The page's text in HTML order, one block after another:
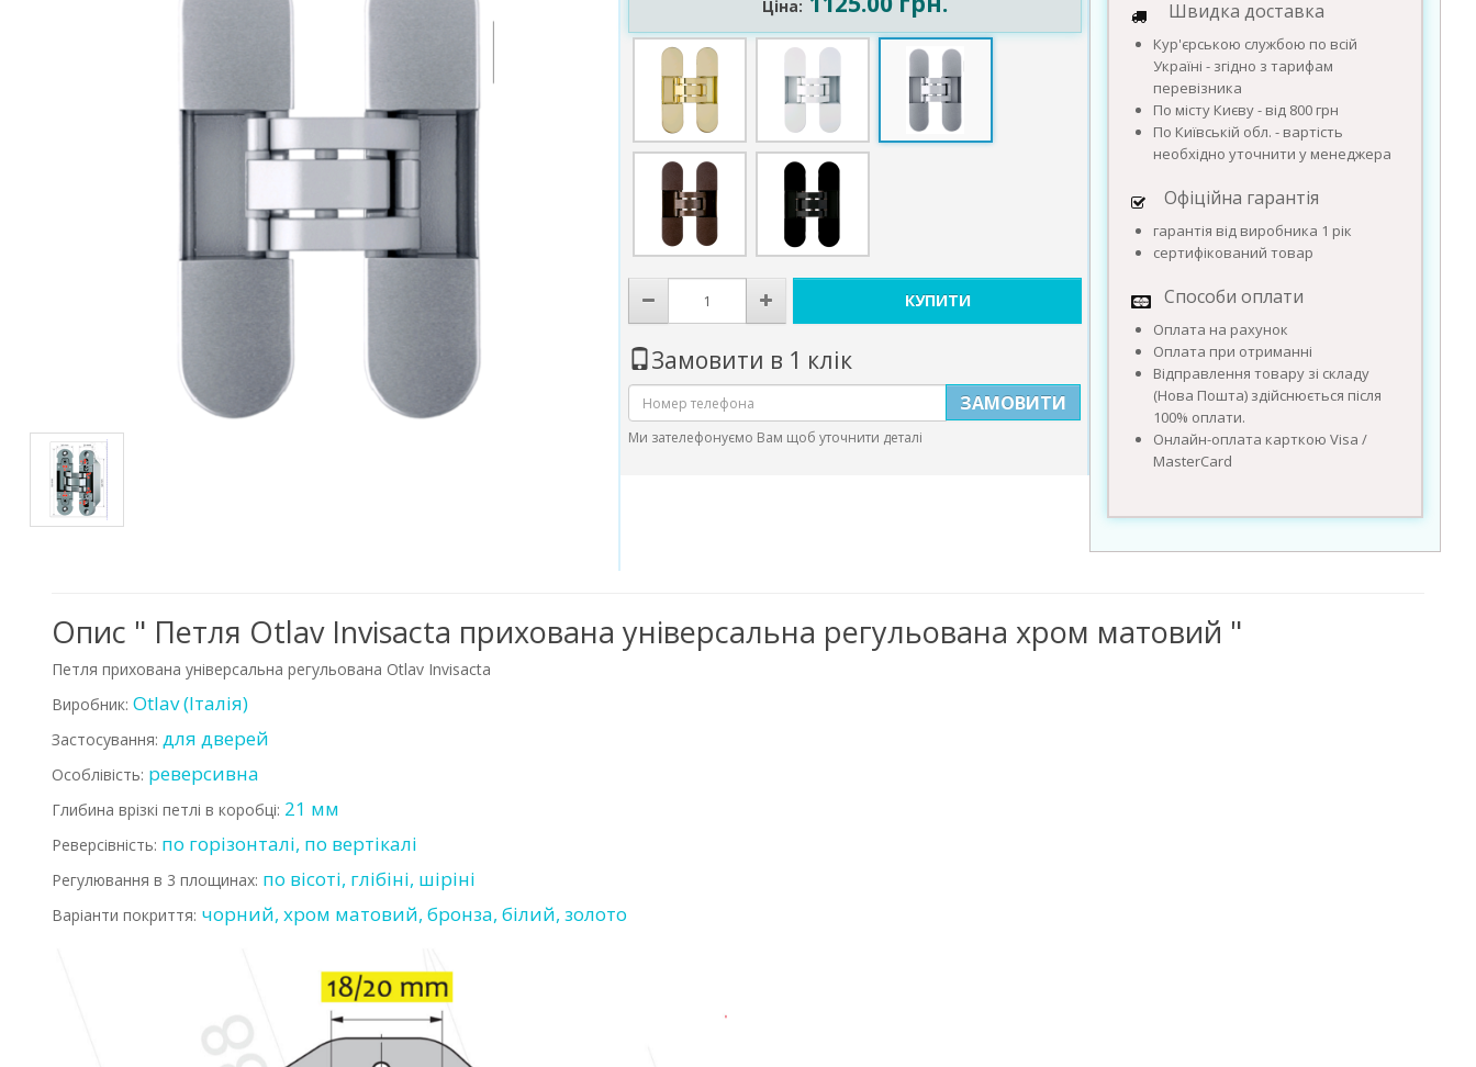
Ціна:
КУПИТИ
Замовити в 1 клік
ЗАМОВИТИ
Ми зателефонуємо Вам щоб уточнити деталі
Швидка доставка
Кур'єрською службою по всій
Україні - згідно з тарифам
перевізника
По місту Києву - від 800 грн
По Київській обл. - вартість
необхідно уточнити у менеджера
Офіційна гарантія
гарантія від виробника 1 рік
сертифікований товар
Способи оплати
Оплата на рахунок
Оплата при отриманні
Відправлення товару зі складу
(Нова Пошта) здійснюється після
100% оплати.
Онлайн-оплата карткою Visa /
MasterCard
Опис " Петля Otlav Invisacta прихована універсальна регульована хром матовий "
Петля прихована універсальна регульована Otlav Invisacta
Виробник: Otlav (Італія)
Застосування: для дверей
Особлівість: реверсивна
Глибина врізкі петлі в коробці: 21 мм
Реверсівність: по горізонталі, по вертікалі
Регулювання в 3 площинах: по вісоті, глібіні, шіріні
Варіанти покриття: чорний, хром матовий, бронза, білий, золото